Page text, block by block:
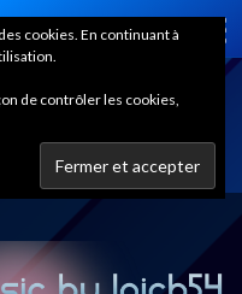
cookies. En continuant à
de contrôler les cookies,